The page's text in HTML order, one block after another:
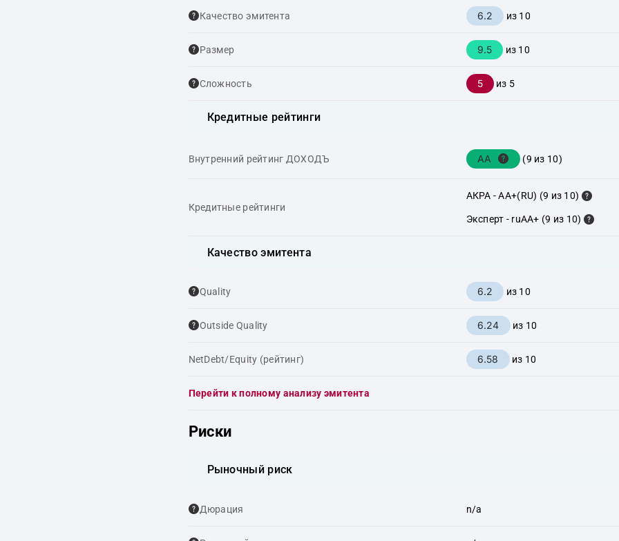
Качество эмитента 6.2 из 10
Размер 9.5 из 10
Сложность 5 из 5
Кредитные рейтинги
Внутренний рейтинг ДОХОДЪ AA (9 из 10)
Кредитные рейтинги
АКРА - AA+(RU) (9 из 10)
Эксперт - ruAA+ (9 из 10)
Качество эмитента
Quality 6.2 из 10
Outside Quality 6.24 из 10
NetDebt/Equity (рейтинг) 6.58 из 10
Перейти к полному анализу эмитента
Риски
Рыночный риск
Дюрация n/a